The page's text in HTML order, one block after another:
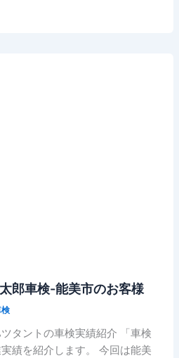
郎車検-能美市のお客様
タントの車検実績紹介 「車検
績を紹介します。 今回は能美